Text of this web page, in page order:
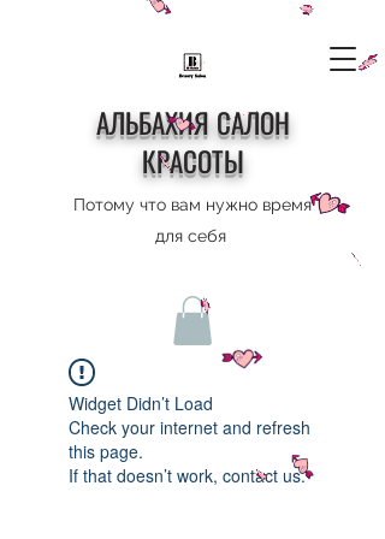
АЛЬБАХИЯ САЛОН
КРАСОТЫ
Потому что вам нужно время
для себя
Widget Didn’t Load
Check your internet and refresh
this page.
If that doesn’t work, contact us.